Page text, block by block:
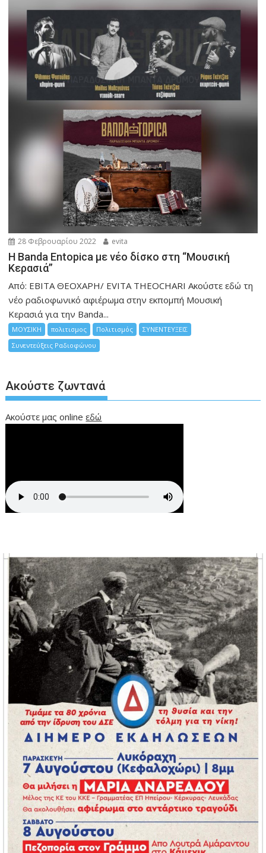
28 Φεβρουαρίου 2022 evita
Η Banda Entopica με νέο δίσκο στη “Μουσική
Κερασιά”
Από: ΕΒΙΤΑ ΘΕΟΧΑΡΗ/ EVITA THEOCHARI Ακούστε εδώ τη
νέο ραδιοφωνικό αφιέρωμα στην εκπομπή Μουσική
Κερασιά για την Banda...
ΜΟΥΣΙΚΗ πολιτισμος Πολιτισμός
ΣΥΝΕΝΤΕΥΞΕΙΣ
Συνεντεύξεις Ραδιοφώνου
Ακούστε ζωντανά
Ακούστε μας onlineεδώ